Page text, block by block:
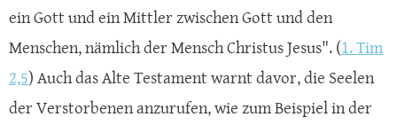
ein Gott und ein Mittler zwischen Gott und den
Menschen, nämlich der Mensch Christus Jesus". (1. Tim
2,5) Auch das Alte Testament warnt davor, die Seelen
der Verstorbenen anzurufen, wie zum Beispiel in der